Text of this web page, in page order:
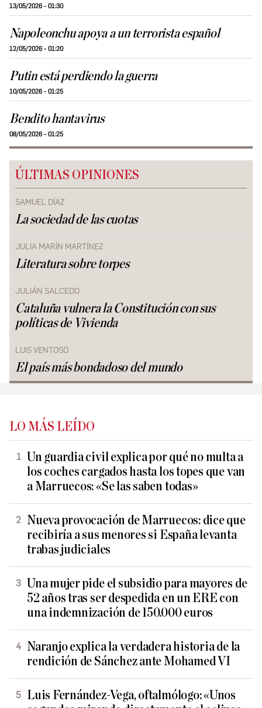
13/05/2026 - 01:30
Napoleonchu apoya a un terrorista español
12/05/2026 - 01:20
Putin está perdiendo la guerra
10/05/2026 - 01:25
Bendito hantavirus
08/05/2026 - 01:25
ÚLTIMAS OPINIONES
SAMUEL DÍAZ
La sociedad de las cuotas
JULIA MARÍN MARTÍNEZ
Literatura sobre torpes
JULIÁN SALCEDO
Cataluña vulnera la Constitución con sus
políticas de Vivienda
LUIS VENTOSO
El país más bondadoso del mundo
LO MÁS LEÍDO
Un guardia civil explica por qué no multa a
los coches cargados hasta los topes que van
a Marruecos: «Se las saben todas»
Nueva provocación de Marruecos: dice que
recibiría a sus menores si España levanta
trabas judiciales
Una mujer pide el subsidio para mayores de
52 años tras ser despedida en un ERE con
una indemnización de 150.000 euros
Naranjo explica la verdadera historia de la
rendición de Sánchez ante Mohamed VI
Luis Fernández-Vega, oftalmólogo: «Unos